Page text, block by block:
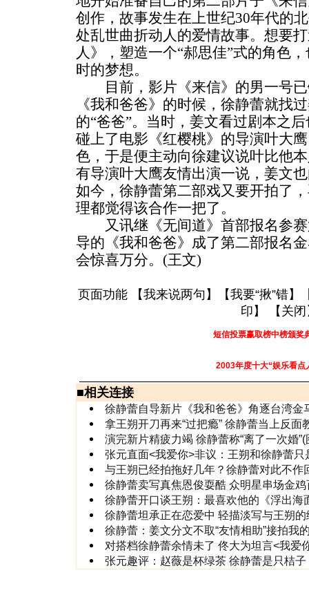
创作，故事发生在上世纪30年代的
处乱世曲折动人的爱情故事。想要
人》，塑造一个“郝思佳”式的角色
时的梦想。
目前，影片《来信》的男一号已
《我和爸爸》的时候，徐静蕾就找
的“爸爸”。当时，姜文看过剧本之
碰上了电影《红樱桃》的导演叶大
色，于是便主动向徐建议说叶比他
有导演叶大鹰友情出演一说，姜文
如今，徐静蕾第二部戏又要开拍了
理都觉得该合作一把了。
又讯继《无间道》首部报名参赛
导的《我和爸爸》成了第二部报名
会惊喜万分。(王文)
页面功能 【我来说两句 】【我要“揪”错】
印 】 【 关闭
短信投票赢取榜中榜颁奖
2003年度十大“娱乐看点
■相关连接
徐静蕾自导新片《我和爸爸》角逐台湾金
拿王朔开刀再来“过把瘾” 徐静蕾当上反面
演完新片精疲力竭 徐静蕾称“离了一次婚”(
张元直面<我爱你>非议：王朔和徐静蕾只
与王朔已经拍拖好几年？徐静蕾对此不作
徐静蕾卖写真焦恩俊耍酷 众明星串场金
徐静蕾开口谈王朔：最喜欢他的《浮出海
徐静蕾坦承正在恋爱中 轻描淡写与王朔的
徐静蕾：姜文分文不取“友情相助”接拍我
对搭档徐静蕾余情未了 佟大为坦言<我爱
张元趣评：赵薇是杯绿茶 徐静蕾是只桔子